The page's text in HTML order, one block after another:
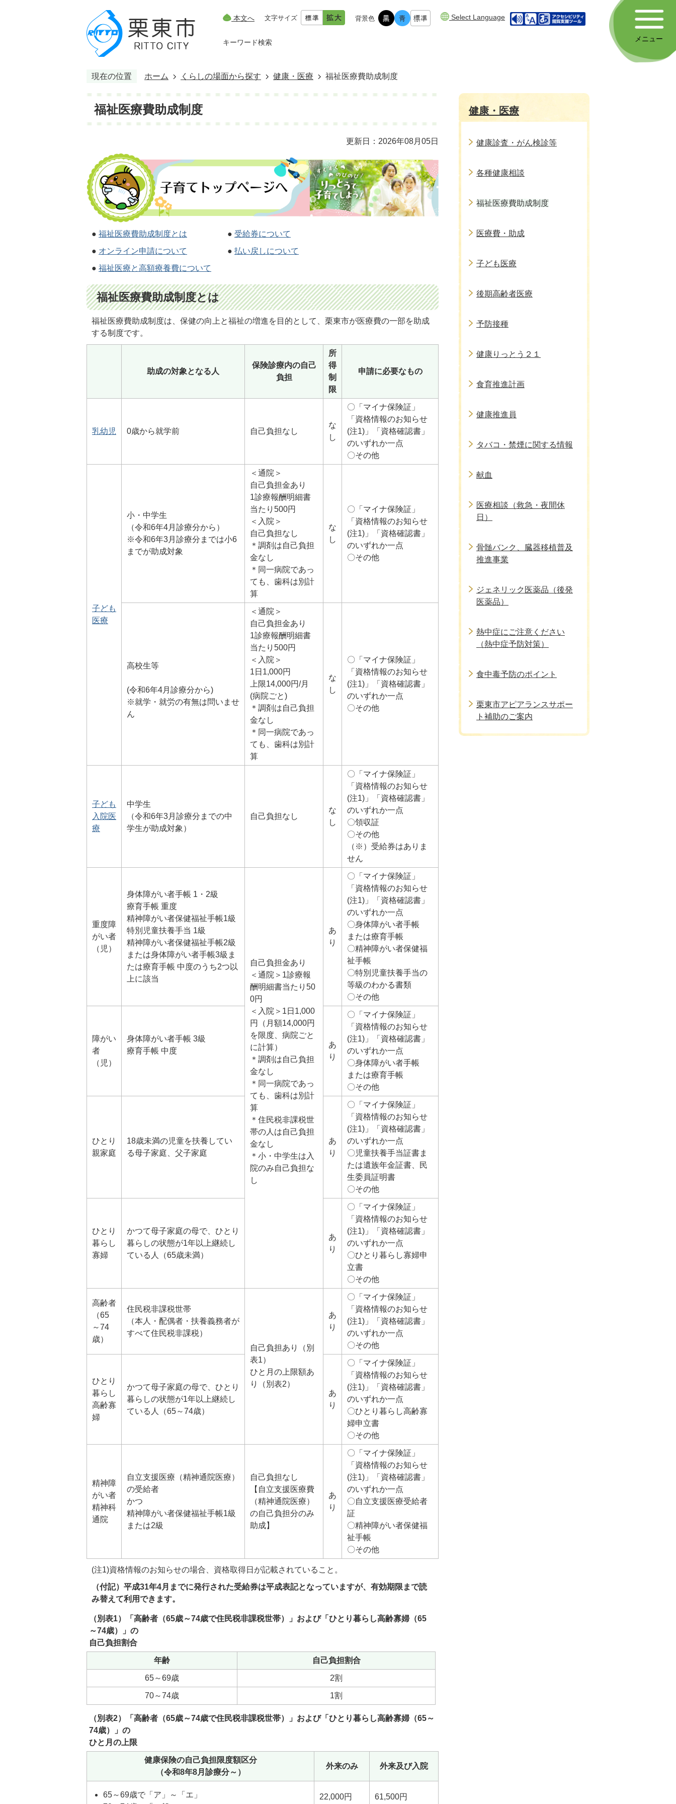
本文へ 文字サイズ 背景色 Select Language
キーワード検索 メニュー
現在の位置 ホーム くらしの場面から探す 健康・医療 福祉医療費助成制度
福祉医療費助成制度
更新日：2026年08月05日
● 福祉医療費助成制度とは ● 受給券について
● オンライン申請について ● 払い戻しについて
● 福祉医療と高額療養費について
福祉医療費助成制度とは
福祉医療費助成制度は、保健の向上と福祉の増進を目的として、栗東市が医療費の一部を助成
する制度です。
助成の対象となる人
保険診療内の自己
負担
所
得
制
限
申請に必要なもの
乳幼児 0歳から就学前 自己負担なし
な
し
〇「マイナ保険証」
「資格情報のお知らせ
(注1)」「資格確認書」
のいずれか一点
〇その他
子ども
医療
小・中学生
（令和6年4月診療分から）
※令和6年3月診療分までは小6
までが助成対象
＜通院＞
自己負担金あり
1診療報酬明細書
当たり500円
＜入院＞
自己負担なし
＊調剤は自己負担
金なし
＊同一病院であっ
ても、歯科は別計
算
な
し
〇「マイナ保険証」
「資格情報のお知らせ
(注1)」「資格確認書」
のいずれか一点
〇その他
高校生等
(令和6年4月診療分から)
※就学・就労の有無は問いませ
ん
＜通院＞
自己負担金あり
1診療報酬明細書
当たり500円
＜入院＞
1日1,000円
上限14,000円/月
(病院ごと)
＊調剤は自己負担
金なし
＊同一病院であっ
ても、歯科は別計
算
な
し
〇「マイナ保険証」
「資格情報のお知らせ
(注1)」「資格確認書」
のいずれか一点
〇その他
子ども
入院医
療
中学生
（令和6年3月診療分までの中
学生が助成対象）
自己負担なし
な
し
〇「マイナ保険証」
「資格情報のお知らせ
(注1)」「資格確認書」
のいずれか一点
〇領収証
〇その他
（※）受給券はありま
せん
重度障
がい者
（児）
身体障がい者手帳 1・2級
療育手帳 重度
精神障がい者保健福祉手帳1級
特別児童扶養手当 1級
精神障がい者保健福祉手帳2級
または身体障がい者手帳3級ま
たは療育手帳 中度のうち2つ以
上に該当
自己負担金あり
＜通院＞1診療報
酬明細書当たり50
0円
＜入院＞1日1,000
円（月額14,000円
を限度、病院ごと
に計算）
＊調剤は自己負担
金なし
＊同一病院であっ
ても、歯科は別計
算
＊住民税非課税世
帯の人は自己負担
金なし
＊小・中学生は入
院のみ自己負担な
し
あ
り
〇「マイナ保険証」
「資格情報のお知らせ
(注1)」「資格確認書」
のいずれか一点
〇身体障がい者手帳
または療育手帳
〇精神障がい者保健福
祉手帳
〇特別児童扶養手当の
等級のわかる書類
〇その他
障がい
者
（児）
身体障がい者手帳 3級
療育手帳 中度
あ
り
〇「マイナ保険証」
「資格情報のお知らせ
(注1)」「資格確認書」
のいずれか一点
〇身体障がい者手帳
または療育手帳
〇その他
ひとり
親家庭
18歳未満の児童を扶養してい
る母子家庭、父子家庭
あ
り
〇「マイナ保険証」
「資格情報のお知らせ
(注1)」「資格確認書」
のいずれか一点
〇児童扶養手当証書ま
たは遺族年金証書、民
生委員証明書
〇その他
ひとり
暮らし
寡婦
かつて母子家庭の母で、ひとり
暮らしの状態が1年以上継続し
ている人（65歳未満）
あ
り
〇「マイナ保険証」
「資格情報のお知らせ
(注1)」「資格確認書」
のいずれか一点
〇ひとり暮らし寡婦申
立書
〇その他
高齢者
（65
～74
歳）
住民税非課税世帯
（本人・配偶者・扶養義務者が
すべて住民税非課税）
自己負担あり（別
表1）
ひと月の上限額あ
り（別表2）
あ
り
〇「マイナ保険証」
「資格情報のお知らせ
(注1)」「資格確認書」
のいずれか一点
〇その他
ひとり
暮らし
高齢寡
婦
かつて母子家庭の母で、ひとり
暮らしの状態が1年以上継続し
ている人（65～74歳）
あ
り
〇「マイナ保険証」
「資格情報のお知らせ
(注1)」「資格確認書」
のいずれか一点
〇ひとり暮らし高齢寡
婦申立書
〇その他
精神障
がい者
精神科
通院
自立支援医療（精神通院医療）
の受給者
かつ
精神障がい者保健福祉手帳1級
または2級
自己負担なし
【自立支援医療費
（精神通院医療）
の自己負担分のみ
助成】
あ
り
〇「マイナ保険証」
「資格情報のお知らせ
(注1)」「資格確認書」
のいずれか一点
〇自立支援医療受給者
証
〇精神障がい者保健福
祉手帳
〇その他
(注1)資格情報のお知らせの場合、資格取得日が記載されていること。
（付記）平成31年4月までに発行された受給券は平成表記となっていますが、有効期限まで読
み替えて利用できます。
（別表1）「高齢者（65歳～74歳で住民税非課税世帯）」および「ひとり暮らし高齢寡婦（65
～74歳）」の
自己負担割合
年齢 自己負担割合
65～69歳 2割
70～74歳 1割
（別表2）「高齢者（65歳～74歳で住民税非課税世帯）」および「ひとり暮らし高齢寡婦（65～
74歳）」の
ひと月の上限
健康保険の自己負担限度額区分
（令和8年8月診療分～）
外来のみ 外来及び入院
65～69歳で「ア」～「エ」
22,000円 61,500円
健康・医療
健康診査・がん検診等
各種健康相談
福祉医療費助成制度
医療費・助成
子ども医療
後期高齢者医療
予防接種
健康りっとう２１
食育推進計画
健康推進員
タバコ・禁煙に関する情報
献血
医療相談（救急・夜間休
日）
骨髄バンク、臓器移植普及
推進事業
ジェネリック医薬品（後発
医薬品）
熱中症にご注意ください
（熱中症予防対策）
食中毒予防のポイント
栗東市アピアランスサポー
ト補助のご案内